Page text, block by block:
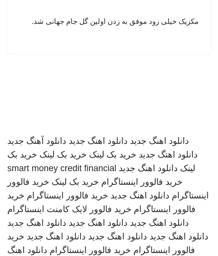
مکزیک خیلی زود موفق به زدن اولین گل جام جهانی شد.
دانلود اهنگ جدید دانلود اهنگ جدید دانلود آهنگ جدید
دانلود اهنگ جدید خرید بک لینک خرید بک لینک خرید بک
لینک دانلود اهنگ جدید smart money credit financial
خرید فالوور اینستاگرام خرید بک لینک خرید فالوور
اینستاگرام دانلود اهنگ جدید خرید فالوور اینستاگرام خرید
فالوور اینستاگرام خرید فالوور لایک کامنت اینستاگرام
دانلود اهنگ جدید دانلود اهنگ جدید دانلود اهنگ جدید
دانلود اهنگ جدید دانلود اهنگ جدید دانلود اهنگ جدید خرید
فالوور اینستاگرام خرید فالوور اینستاگرام دانلود اهنگ